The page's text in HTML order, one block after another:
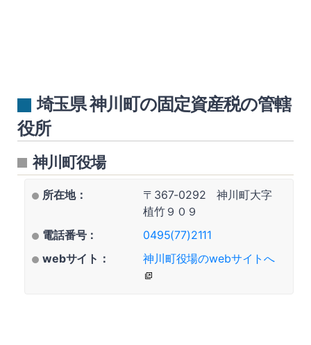
埼玉県 神川町の固定資産税の管轄
役所
神川町役場
所在地：
〒367-0292 神川町大字
植竹９０９
電話番号：
0495(77)2111
webサイト：
神川町役場のwebサイトへ